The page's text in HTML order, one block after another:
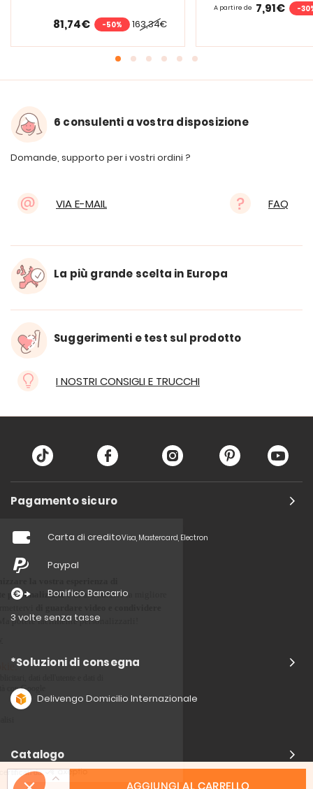
AGGIUNGI AL CARRELLO
163,34€
81,74€ -50%
A partire de 7,91€ -
6 consulenti a vostra disposizione
Domande, supporto per i vostri ordini ?
VIA E-MAIL FAQ
La più grande scelta in Europa
Suggerimenti e test sul prodotto
I NOSTRI CONSIGLI E TRUCCHI
Pagamento sicuro
Carta di creditoVisa, Mastercard, Electron
Paypal
Bonifico Bancario
3 volte senza tasse
*Soluzioni di consegna
Delivengo Domicilio Internazionale
Catalogo